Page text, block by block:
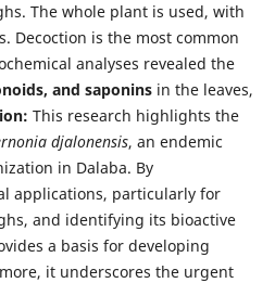
The whole plant is used, with
Decoction is the most common
analyses revealed the
and saponinsin the leaves,
This research highlights the
djalonensis, an endemic
in Dalaba. By
applications, particularly for
and identifying its bioactive
a basis for developing
it underscores the urgent